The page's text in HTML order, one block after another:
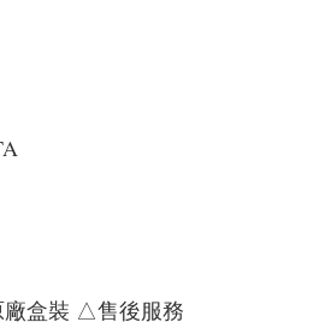
盒裝 △售後服務